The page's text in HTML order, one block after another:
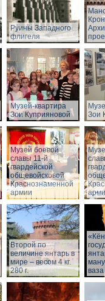
Руины Западного
флигеля
Музей-квартира
Зои Куприяновой
Зои
Музей боевой
славы 11-й
гвардейской
общевойсковой
Краснознаменной
армии
Второй по
величине янтарь в
мире – весом 4 кг.
280 г.